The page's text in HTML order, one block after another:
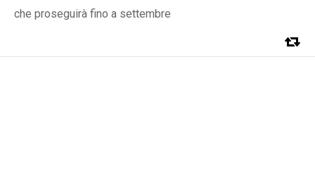
che proseguirà fino a settembre